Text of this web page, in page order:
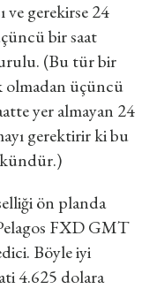
ve gerekirse 24
bir saat
(Bu tür bir
olmadan üçüncü
yer almayan 24
gerektirir ki bu
ön planda
FXD GMT
Böyle iyi
4.625 dolara